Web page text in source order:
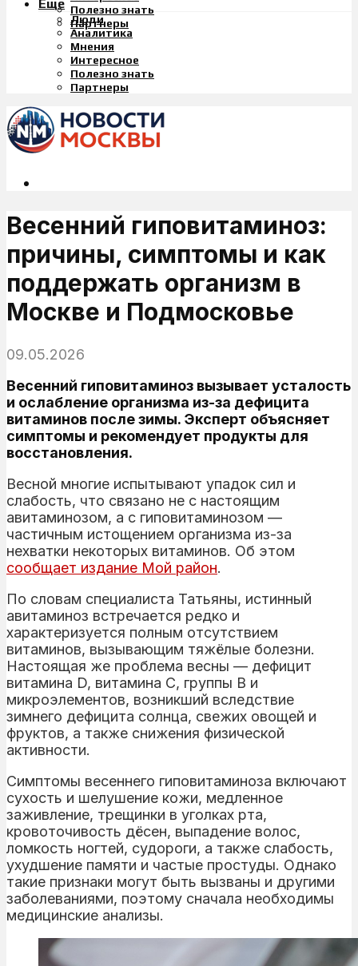
Полезно знать
Партнеры
Еще
Люди
Аналитика
Мнения
Интересное
Полезно знать
Партнеры
Весенний гиповитаминоз:
причины, симптомы и как
поддержать организм в
Москве и Подмосковье
09.05.2026
Весенний гиповитаминоз вызывает усталость
и ослабление организма из-за дефицита
витаминов после зимы. Эксперт объясняет
симптомы и рекомендует продукты для
восстановления.
Весной многие испытывают упадок сил и
слабость, что связано не с настоящим
авитаминозом, а с гиповитаминозом —
частичным истощением организма из-за
нехватки некоторых витаминов. Об этом
сообщает издание Мой район.
По словам специалиста Татьяны, истинный
авитаминоз встречается редко и
характеризуется полным отсутствием
витаминов, вызывающим тяжёлые болезни.
Настоящая же проблема весны — дефицит
витамина D, витамина С, группы В и
микроэлементов, возникший вследствие
зимнего дефицита солнца, свежих овощей и
фруктов, а также снижения физической
активности.
Симптомы весеннего гиповитаминоза включают
сухость и шелушение кожи, медленное
заживление, трещинки в уголках рта,
кровоточивость дёсен, выпадение волос,
ломкость ногтей, судороги, а также слабость,
ухудшение памяти и частые простуды. Однако
такие признаки могут быть вызваны и другими
заболеваниями, поэтому сначала необходимы
медицинские анализы.